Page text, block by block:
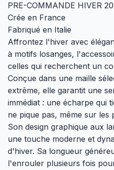
PRE-COMMANDE HIVER
Crée en France
Fabriqué en Italie
Affrontez l'hiver avec
à motifs losanges,
celles qui recherchent un
Conçue dans une maille
extrême, elle garantit une
immédiat : une écharpe qui
ne pique pas, même sur les
Son design graphique aux
une touche moderne et
d'hiver. Sa longueur
l'enrouler plusieurs fois